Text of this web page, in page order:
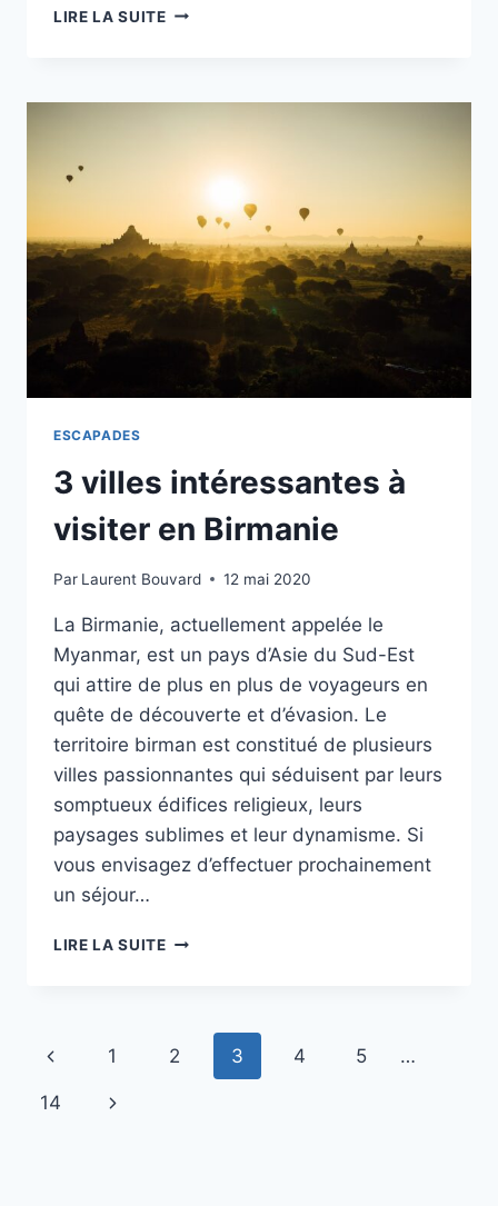
LIRE LA SUITELES
QUAND
LANKA
ESCAPADES
3 villes intéressantes à
visiter en Birmanie
Par Laurent Bouvard 12 mai 2020
La Birmanie, actuellement appelée le
Myanmar, est un pays d’Asie du Sud-Est
qui attire de plus en plus de voyageurs en
quête de découverte et d’évasion. Le
territoire birman est constitué de plusieurs
villes passionnantes qui séduisent par leurs
somptueux édifices religieux, leurs
paysages sublimes et leur dynamisme. Si
vous envisagez d’effectuer prochainement
un séjour…
LIRE LA SUITE3
VISITER
EN
BIRMANIE
Navigation
de
Page
précédente
1 2 3 4 5 …
14
Page